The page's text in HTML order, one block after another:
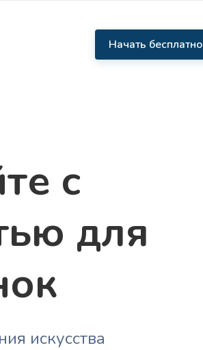
Начать бесплатно
с
для
искусства